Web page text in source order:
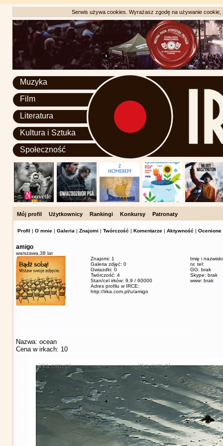
Serwis używa cookies. Wyrażasz zgodę na używanie
Muzyka
Film
Literatura
Kultura i Sztuka
Społeczność
Mój profil Użytkownicy Rankingi Konkursy Patronaty
Profil | O mnie | Galeria | Znajomi | Twórczość | Komentarze | Aktywność | Ocenione
amigo
warszawa, 38 lat
Znajomi: 1
Galeria zdjęć: 0
Gwiazdki: 0
Twórczość: 4
Stan/cel irków: 9,9 / 60000
Adres profilu w IRCE:
http://irka.com.pl/u/amigo
Imię i
nr. tel:
GG: brak
Skype: brak
www: brak
Nazwa: ocean
Cena w irkach: 10